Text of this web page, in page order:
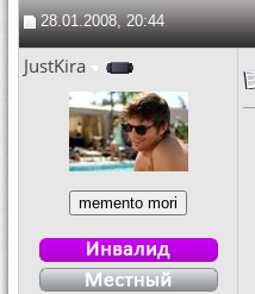
28.01.2008, 20:44
JustKira